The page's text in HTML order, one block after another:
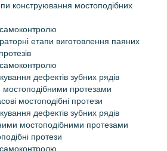
конструювання мостоподібних
етапи виготовлення паяних
дефектів зубних рядів
мостоподібними протезами
мостоподібні протези
дефектів зубних рядів
мостоподібними протезами
протези